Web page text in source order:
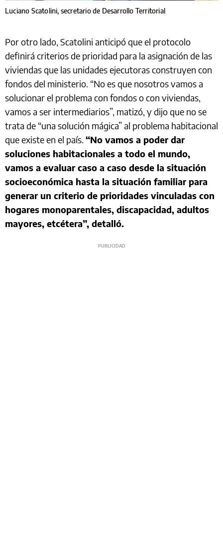
Luciano Scatolini, secretario de Desarrollo Territorial
Por otro lado, Scatolini anticipó que el protocolo
definirá criterios de prioridad para la asignación de las
viviendas que las unidades ejecutoras construyen con
fondos del ministerio. “No es que nosotros vamos a
solucionar el problema con fondos o con viviendas,
vamos a ser intermediarios”, matizó, y dijo que no se
trata de “una solución mágica” al problema habitacional
que existe en el país. “No vamos a poder dar
soluciones habitacionales a todo el mundo,
vamos a evaluar caso a caso desde la situación
socioeconómica hasta la situación familiar para
generar un criterio de prioridades vinculadas con
hogares monoparentales, discapacidad, adultos
mayores, etcétera”, detalló.